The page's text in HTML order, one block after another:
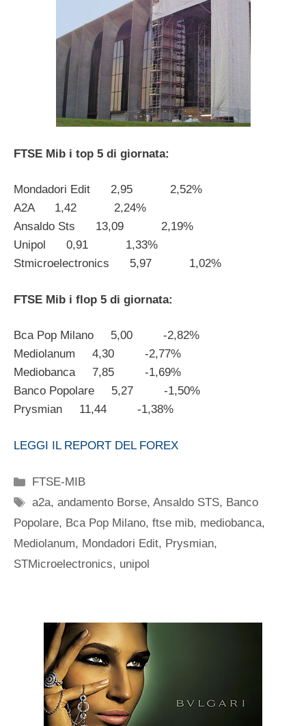
FTSE Mib i top 5 di giornata:
Mondadori Edit 2,95 2,52%
A2A 1,42 2,24%
Ansaldo Sts 13,09 2,19%
Unipol 0,91 1,33%
Stmicroelectronics 5,97 1,02%
FTSE Mib i flop 5 di giornata:
Bca Pop Milano 5,00 -2,82%
Mediolanum 4,30 -2,77%
Mediobanca 7,85 -1,69%
Banco Popolare 5,27 -1,50%
Prysmian 11,44 -1,38%
LEGGI IL REPORT DEL FOREX
Categorie
FTSE-MIB
Tag
a2a,andamento Borse,Ansaldo STS, Banco
Popolare, Bca Pop Milano, ftse mib, mediobanca,
Mediolanum, Mondadori Edit, Prysmian,
STMicroelectronics, unipol